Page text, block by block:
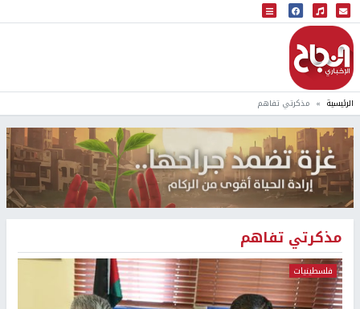
البث المباشر
إذاعة النجاح
الرئيسية مذكرتي تفاهم
مذكرتي تفاهم
فلسطينيات